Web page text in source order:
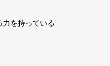
を持っている